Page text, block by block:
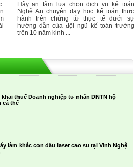
Hãy an tâm lựa chọn dịch vụ kế toán
Nghệ An chuyên dạy học kế toán thực
hành trên chứng từ thực tế dưới sự
hướng dẫn của đội ngũ kế toán trưởng
trên 10 năm kinh ...
khai thuế Doanh nghiệp tư nhân DNTN hộ
cá thể
làm khắc con dấu laser cao su tại Vinh Nghệ